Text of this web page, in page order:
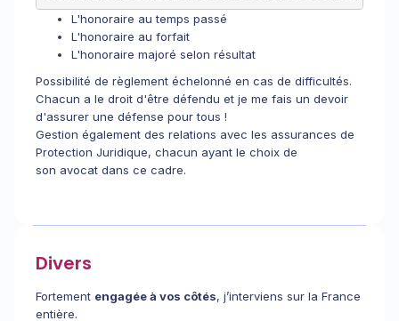
L'honoraire au temps passé
L'honoraire au forfait
L'honoraire majoré selon résultat
Possibilité de règlement échelonné en cas de difficultés.
Chacun a le droit d'être défendu et je me fais un devoir
d'assurer une défense pour tous !
Gestion également des relations avec les assurances de
Protection Juridique, chacun ayant le choix de
son avocat dans ce cadre.
Divers
Fortement engagée à vos côtés, j’interviens sur la France
entière.